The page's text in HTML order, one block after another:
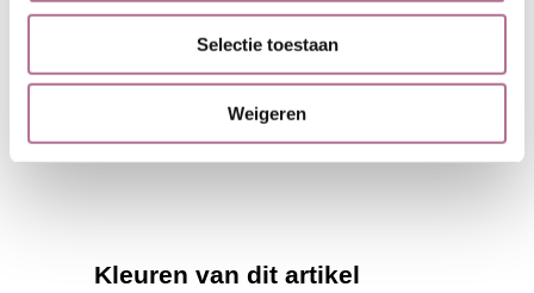
Selectie toestaan
Weigeren
Wasvoorschrift:
Kleuren van dit artikel